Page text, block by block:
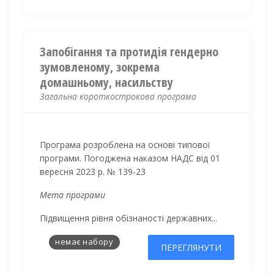
Запобігання та протидія гендерно
зумовленому, зокрема
домашньому, насильству
Загальна короткострокова програма
Програма розроблена на основі типової
програми. Погоджена наказом НАДС від 01
вересня 2023 р. № 139-23
Мета програми
Підвищення рівня обізнаності державних...
немає набору ПЕРЕГЛЯНУТИ